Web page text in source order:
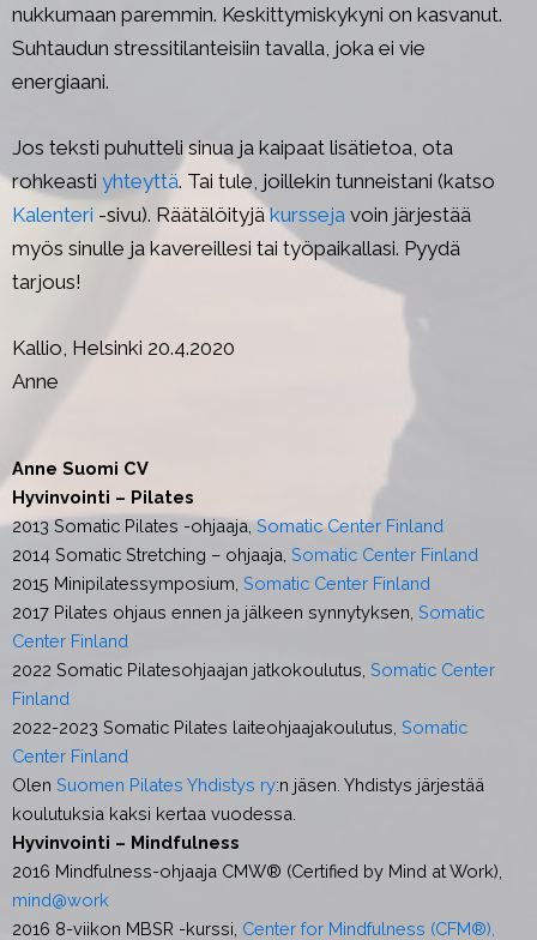
nukkumaan paremmin. Keskittymiskykyni on kasvanut.
Suhtaudun stressitilanteisiin tavalla, joka ei vie
energiaani.
Jos teksti puhutteli sinua ja kaipaat lisätietoa, ota
rohkeasti yhteyttä. Tai tule, joillekin tunneistani (katso
Kalenteri -sivu). Räätälöityjäkursseja voin järjestää
myös sinulle ja kavereillesi tai työpaikallasi. Pyydä
tarjous!
Kallio, Helsinki 20.4.2020
Anne
Anne Suomi CV
Hyvinvointi – Pilates
2013 Somatic Pilates -ohjaaja,Somatic Center Finland
2014 Somatic Stretching – ohjaaja, Somatic Center Finland
2015 Minipilatessymposium, Somatic Center Finland
2017 Pilates ohjaus ennen ja jälkeen synnytyksen, Somatic
Center Finland
2022 Somatic Pilatesohjaajan jatkokoulutus, Somatic Center
Finland
2022-2023 Somatic Pilates laiteohjaajakoulutus, Somatic
Center Finland
Olen Suomen Pilates Yhdistys ry:n jäsen. Yhdistys järjestää
koulutuksia kaksi kertaa vuodessa.
Hyvinvointi – Mindfulness
2016 Mindfulness-ohjaaja CMW® (Certified by Mind at Work),
mind@work
2016 8-viikon MBSR -kurssi, Center for Mindfulness (CFM®),